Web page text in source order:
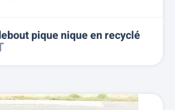
pique nique en recyclé